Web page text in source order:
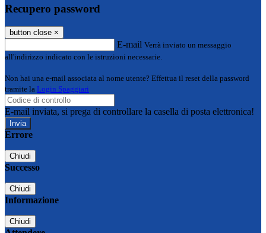
Recupero password
button close ×
E-mail Verrà inviato un messaggio
all'indirizzo indicato con le istruzioni necessarie.
Non hai una e-mail associata al nome utente? Effettua il reset della password
tramite la Login Spaggiari
E-mail inviata, si prega di controllare la casella di posta elettronica!
Errore
Chiudi
Successo
Chiudi
Informazione
Chiudi